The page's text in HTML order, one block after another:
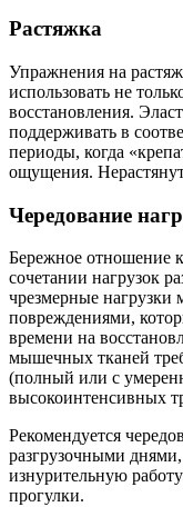
Растяжка
Упражнения на
использовать не
восстановления.
поддерживать в
периоды, когда
ощущения.
Чередование
Бережное отношение
сочетании нагрузок
чрезмерные нагрузки
повреждениями,
времени на
мышечных тканей
(полный или с
высокоинтенсивных
Рекомендуется
разгрузочными
изнурительную
прогулки.